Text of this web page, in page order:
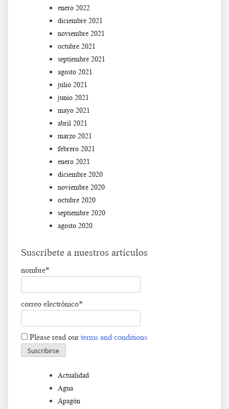
enero 2022
diciembre 2021
noviembre 2021
octubre 2021
septiembre 2021
agosto 2021
julio 2021
junio 2021
mayo 2021
abril 2021
marzo 2021
febrero 2021
enero 2021
diciembre 2020
noviembre 2020
octubre 2020
septiembre 2020
agosto 2020
Suscríbete a nuestros artículos
nombre*
correo electrónico*
Please read ourterms and conditions
Actualidad
Agua
Apagón